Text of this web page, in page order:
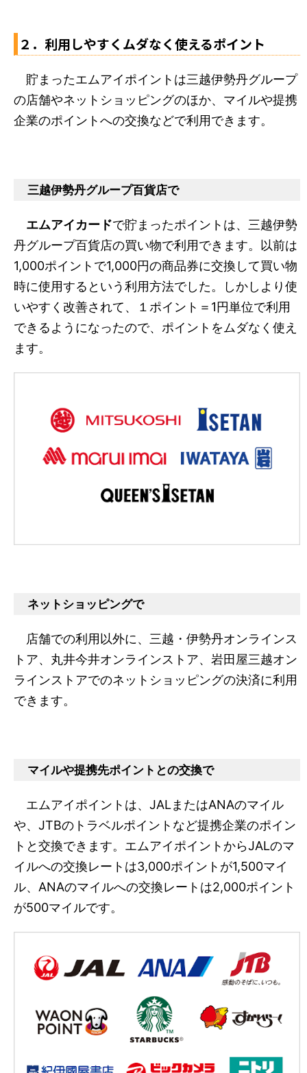
２．利用しやすくムダなく使えるポイント
貯まったエムアイポイントは三越伊勢丹グループ
の店舗やネットショッピングのほか、マイルや提携
企業のポイントへの交換などで利用できます。
三越伊勢丹グループ百貨店で
エムアイカードで貯まったポイントは、三越伊勢
丹グループ百貨店の買い物で利用できます。以前は
1,000ポイントで1,000円の商品券に交換して買い物
時に使用するという利用方法でした。しかしより使
いやすく改善されて、１ポイント＝1円単位で利用
できるようになったので、ポイントをムダなく使え
ます。
ネットショッピングで
店舗での利用以外に、三越・伊勢丹オンラインス
トア、丸井今井オンラインストア、岩田屋三越オン
ラインストアでのネットショッピングの決済に利用
できます。
マイルや提携先ポイントとの交換で
エムアイポイントは、JALまたはANAのマイル
や、JTBのトラベルポイントなど提携企業のポイン
トと交換できます。エムアイポイントからJALのマ
イルへの交換レートは3,000ポイントが1,500マイ
ル、ANAのマイルへの交換レートは2,000ポイント
が500マイルです。